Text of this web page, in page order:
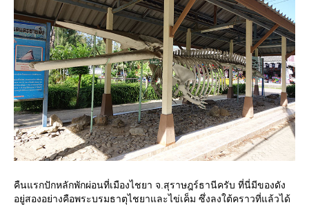
คืนแรกปักหลักพักผ่อนที่เมืองไชยา จ.สุราษฎร์ธานีครับ ที่นี่มีของดัง
อยู่สองอย่างคือพระบรมธาตุไชยาและไข่เค็ม ซึ่งลงใต้คราวที่แล้วได้